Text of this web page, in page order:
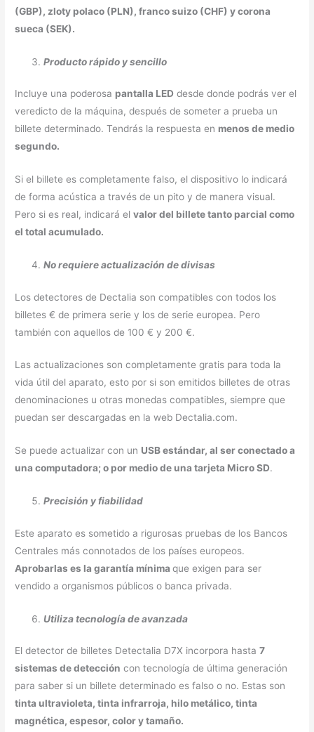
(GBP), zloty polaco (PLN), franco suizo (CHF) y corona
sueca (SEK).
Producto rápido y sencillo
Incluye una poderosa pantalla LED desde donde podrás ver el
veredicto de la máquina, después de someter a prueba un
billete determinado. Tendrás la respuesta en menos de medio
segundo.
Si el billete es completamente falso, el dispositivo lo indicará
de forma acústica a través de un pito y de manera visual.
Pero si es real, indicará elvalor del billete tanto parcial como
el total acumulado.
No requiere actualización de divisas
Los detectores de Dectalia son compatibles con todos los
billetes € de primera serie y los de serie europea. Pero
también con aquellos de 100 € y 200 €.
Las actualizaciones son completamente gratis para toda la
vida útil del aparato, esto por si son emitidos billetes de otras
denominaciones u otras monedas compatibles, siempre que
puedan ser descargadas en la web Dectalia.com.
Se puede actualizar con un USB estándar, al ser conectado a
una computadora; o por medio de una tarjeta Micro SD.
Precisión y fiabilidad
Este aparato es sometido a rigurosas pruebas de los Bancos
Centrales más connotados de los países europeos.
Aprobarlas es la garantía mínimaque exigen para ser
vendido a organismos públicos o banca privada.
Utiliza tecnología de avanzada
El detector de billetes Detectalia D7X incorpora hasta7
sistemas de detección con tecnología de última generación
para saber si un billete determinado es falso o no. Estas son
tinta ultravioleta, tinta infrarroja, hilo metálico, tinta
magnética, espesor, color y tamaño.